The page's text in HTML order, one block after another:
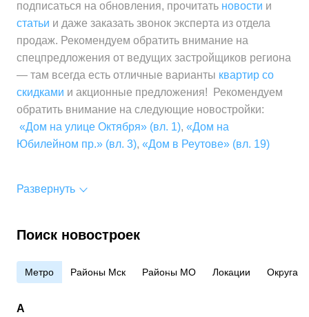
подписаться на обновления, прочитать новости и
статьи и даже заказать звонок эксперта из отдела
продаж. Рекомендуем обратить внимание на
спецпредложения от ведущих застройщиков региона
— там всегда есть отличные варианты квартир со
скидками и акционные предложения! Рекомендуем
обратить внимание на следующие новостройки:
«Дом на улице Октября» (вл. 1), «Дом на
Юбилейном пр.» (вл. 3), «Дом в Реутове» (вл. 19)
Развернуть
Поиск новостроек
Метро Районы Мск Районы МО Локации Округа
А